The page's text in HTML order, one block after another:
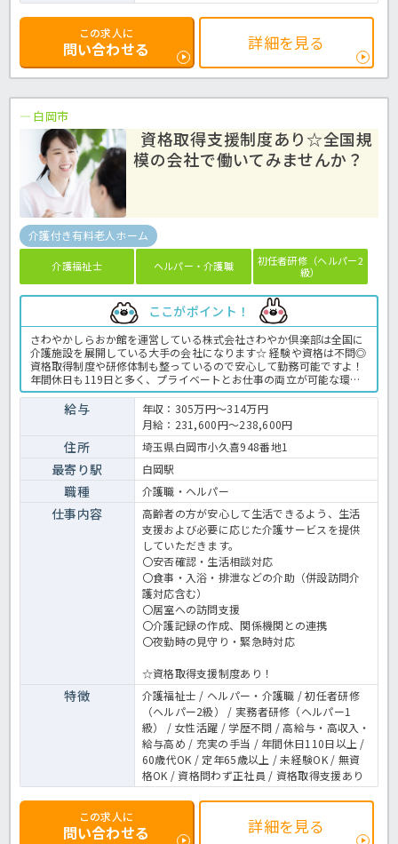
この求人に
問い合わせる 詳細を見る
白岡市
資格取得支援制度あり☆全国規
模の会社で働いてみませんか？
介護付き有料老人ホーム
介護福祉士 ヘルパー・介護職
初任者研修（ヘルパー2
級）
ここがポイント！
さわやかしらおか館を運営している株式会社さわやか倶楽部は全国に
介護施設を展開している大手の会社になります☆ 経験や資格は不問◎
資格取得制度や研修体制も整っているので安心して勤務可能ですよ！
年間休日も119日と多く、プライベートとお仕事の両立が可能な環境
になります☆ 定年が65歳で長く勤務することも可能で、65歳以降も
条件面は変わらずに働けるので安心の職場です〇 求人が気になる方は
是非ほっ介護までお問い合わせください！ 有料老人ホームでの介護業
務全般です。 ＜介護職 正職員 有料老人ホームの求人＞
給与
年収：305万円～314万円
月給：231,600円～238,600円
住所 埼玉県白岡市小久喜948番地1
最寄り駅 白岡駅
職種 介護職・ヘルパー
仕事内容
高齢者の方が安心して生活できるよう、生活
支援および必要に応じた介護サービスを提供
していただきます。
〇安否確認・生活相談対応
〇食事・入浴・排泄などの介助（併設訪問介
護対応含む）
〇居室への訪問支援
〇介護記録の作成、関係機関との連携
〇夜勤時の見守り・緊急時対応
☆資格取得支援制度あり！
特徴
介護福祉士 / ヘルパー・介護職 / 初任者研修
（ヘルパー2級） / 実務者研修（ヘルパー1
級） / 女性活躍 / 学歴不問 / 高給与・高収入・
給与高め / 充実の手当 / 年間休日110日以上 /
60歳代OK / 定年65歳以上 / 未経験OK / 無資
格OK / 資格問わず正社員 / 資格取得支援あり
この求人に
問い合わせる 詳細を見る